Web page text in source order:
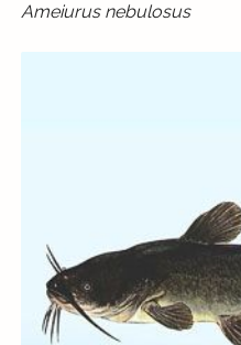
Ameiurus nebulosus